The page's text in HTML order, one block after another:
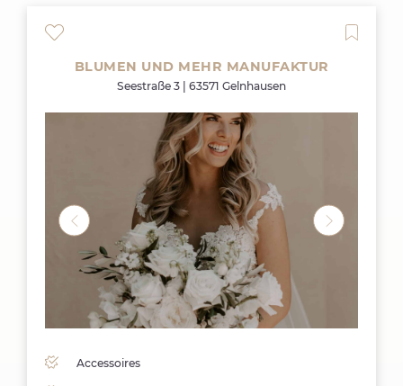
BLUMEN UND MEHR MANUFAKTUR
Seestraße 3 | 63571 Gelnhausen
Accessoires